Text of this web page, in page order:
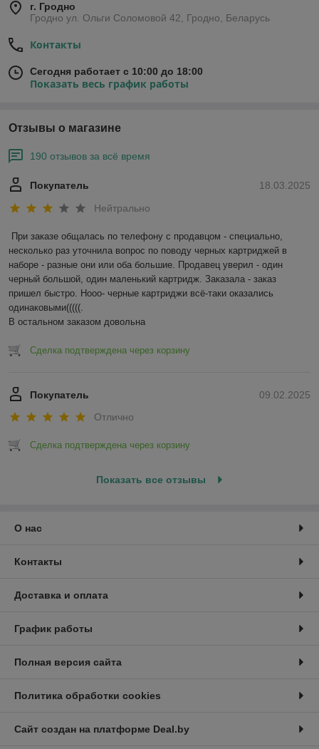
г. Гродно
Гродно ул. Ольги Соломовой 42, Гродно, Беларусь
Контакты
Сегодня работает с 10:00 до 18:00
Показать весь график работы
Отзывы о магазине
190 отзывов за всё время
18.03.2025
Покупатель
Нейтрально
При заказе общалась по телефону с продавцом - специально,
несколько раз уточнила вопрос по поводу черных картриджей в
наборе - разные они или оба большие. Продавец уверил - один
черный большой, один маленький картридж. Заказала - заказ
пришел быстро. Нооо- черные картриджи всё-таки оказались
одинаковыми(((((.
В остальном заказом довольна
Сделка подтверждена через корзину
09.02.2025
Покупатель
Отлично
Сделка подтверждена через корзину
Показать все отзывы
О нас
Контакты
Доставка и оплата
График работы
Полная версия сайта
Политика обработки cookies
Сайт создан на платформе Deal.by